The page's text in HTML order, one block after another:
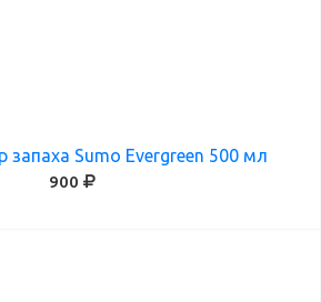
запаха Sumo Evergreen 500 мл
900